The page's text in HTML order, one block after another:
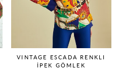
VINTAGE ESCADA RENKLI
İPEK GÖMLEK